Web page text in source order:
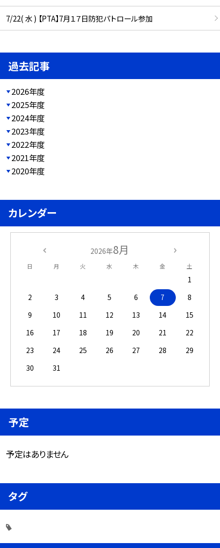
7/22( 水 ) 【PTA】7月１７日防犯パトロール参加
過去記事
2026年度
2025年度
2024年度
2023年度
2022年度
2021年度
2020年度
カレンダー
2026年8月
日 月 火 水 木 金 土
1
2
3 4 5 6 7
8
9
10 11 12 13 14
15
16
17 18 19 20 21
22
23
24 25 26 27 28
29
30
31
予定
予定はありません
タグ